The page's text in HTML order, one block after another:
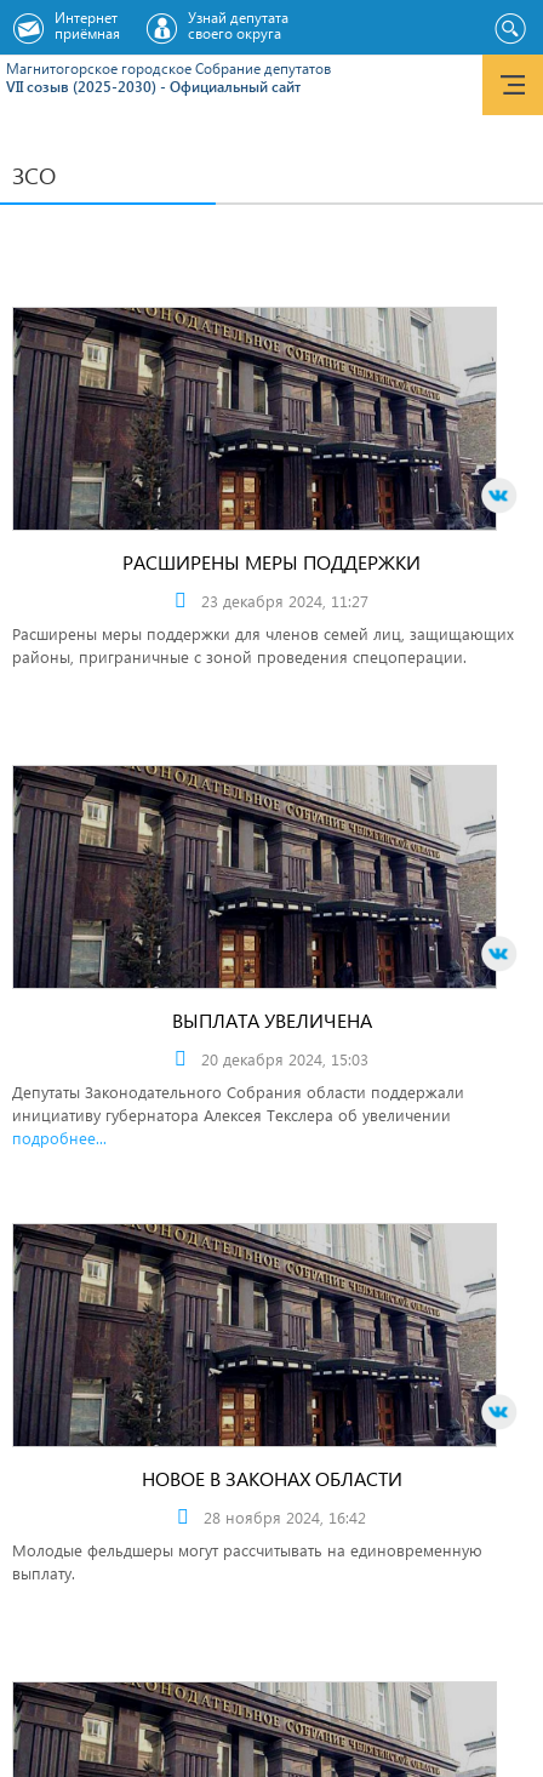
Магнитогорское городское Cобрание депутатов
VII созыв (2025-2030) - Официальный сайт
Интернет
приёмная
Узнай депутата
своего округа
ЗСО
РАСШИРЕНЫ МЕРЫ ПОДДЕРЖКИ
23 декабря 2024, 11:27
Расширены меры поддержки для членов семей лиц, защищающих
районы, приграничные с зоной проведения спецоперации.
ВЫПЛАТА УВЕЛИЧЕНА
20 декабря 2024, 15:03
Депутаты Законодательного Собрания области поддержали
инициативу губернатора Алексея Текслера об увеличении
подробнее...
НОВОЕ В ЗАКОНАХ ОБЛАСТИ
28 ноября 2024, 16:42
Молодые фельдшеры могут рассчитывать на единовременную
выплату.